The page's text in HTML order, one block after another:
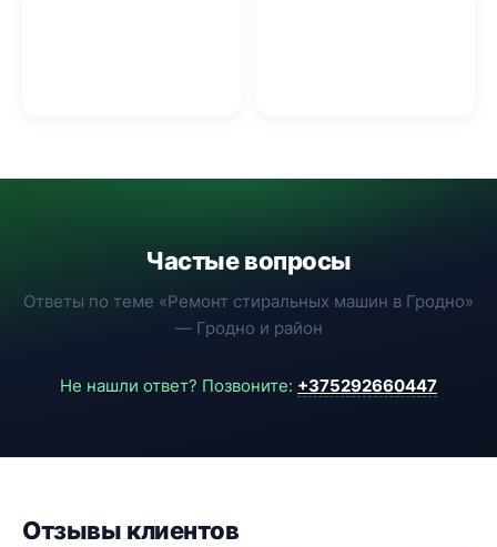
Частые вопросы
Ответы по теме «Ремонт стиральных машин в Гродно»
— Гродно и район
Не нашли ответ? Позвоните: +375292660447
Отзывы клиентов